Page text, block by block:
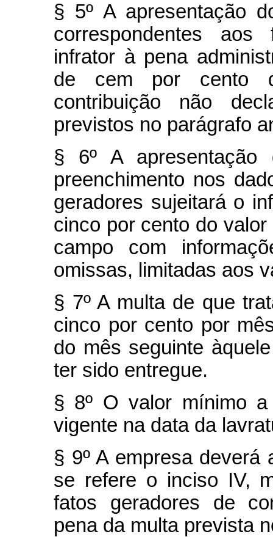
§ 5º A apresentação
correspondentes
infrator à pena
de cem por cento
contribuição não
previstos no parágrafo
§ 6º A
preenchimento nos
geradores sujeitará o
cinco por cento do
campo com
omissas, limitadas aos
§ 7º A multa de que
cinco por cento por
do mês seguinte
ter sido entregue.
§ 8º O valor mínimo
vigente na data da
§ 9º A empresa deverá
se refere o inciso IV,
fatos geradores de
pena da multa prevista